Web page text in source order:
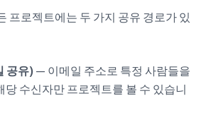
프로젝트에는 두 가지 공유 경로가 있
공유)— 이메일 주소로 특정 사람들을
당 수신자만 프로젝트를 볼 수 있습니